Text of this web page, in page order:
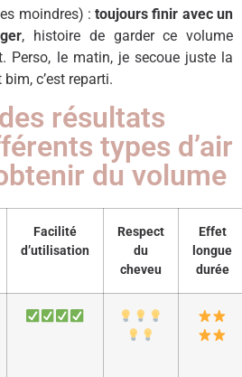
moindres) :toujours finir avec un
, histoire de garder ce volume
Perso, le matin, je secoue juste la
c’est reparti.
résultats
types d’air
du volume
Facilité
d’utilisation
Respect
du
cheveu
Effet
longue
durée